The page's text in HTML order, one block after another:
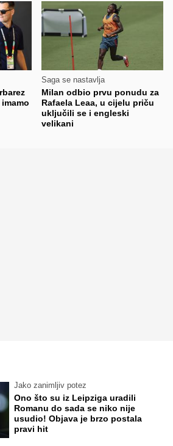
Saga se nastavlja
Milan odbio prvu ponudu za
Rafaela Leaa, u cijelu priču
uključili se i engleski
velikani
Jako zanimljiv potez
Ono što su iz Leipziga uradili
Romanu do sada se niko nije
usudio! Objava je brzo postala
pravi hit